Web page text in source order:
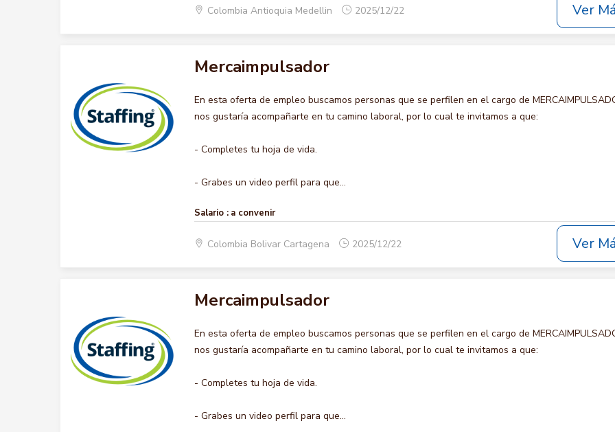
Colombia Antioquia Medellin 2025/12/22 Ver
Mercaimpulsador
En esta oferta de empleo buscamos personas que se perfilen en el cargo de
nos gustaría acompañarte en tu camino laboral, por lo cual te invitamos a que:
- Completes tu hoja de vida.
- Grabes un video perfil para que...
Salario : a convenir
Colombia Bolivar Cartagena 2025/12/22 Ver
Mercaimpulsador
En esta oferta de empleo buscamos personas que se perfilen en el cargo de
nos gustaría acompañarte en tu camino laboral, por lo cual te invitamos a que:
- Completes tu hoja de vida.
- Grabes un video perfil para que...